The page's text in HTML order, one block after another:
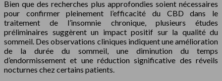
Bien que des recherches plus approfondies soient nécessaires
pour confirmer pleinement l’efficacité du CBD dans le
traitement de l’insomnie chronique, plusieurs études
préliminaires suggèrent un impact positif sur la qualité du
sommeil. Des observations cliniques indiquent une amélioration
de la durée du sommeil, une diminution du temps
d’endormissement et une réduction significative des réveils
nocturnes chez certains patients.